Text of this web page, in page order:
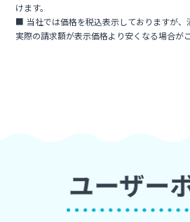
けます。
当社では価格を税込表示しておりますが、
実際の請求額が表示価格より安くなる場合がご